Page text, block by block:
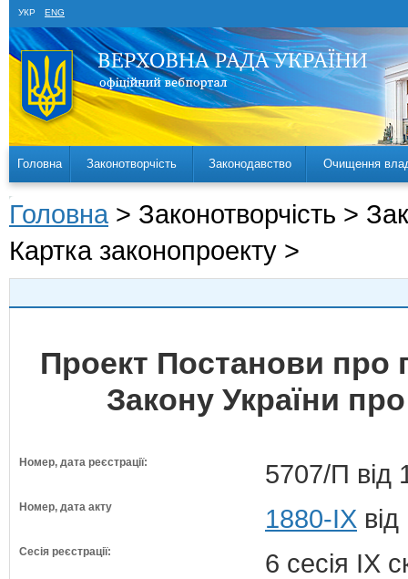
УКР ENG
Головна Законотворчість Законодавство Очищення
Головна > Законотворчість >
Картка законопроекту >
Проект Постанови про
Закону України
Номер, дата реєстрації: 5707/П від
Номер, дата акту 1880-IX
Сесія реєстрації: 6 сесія IX